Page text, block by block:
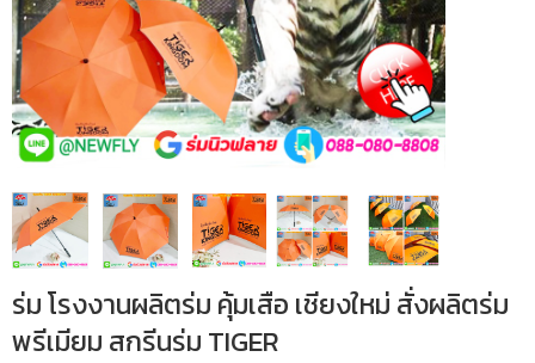
ร่ม โรงงานผลิตร่ม คุ้มเสือ เชียงใหม่ สั่งผลิตร่ม
พรีเมียม สกรีนร่ม TIGER